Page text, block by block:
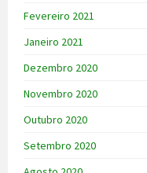
Fevereiro 2021
Janeiro 2021
Dezembro 2020
Novembro 2020
Outubro 2020
Setembro 2020